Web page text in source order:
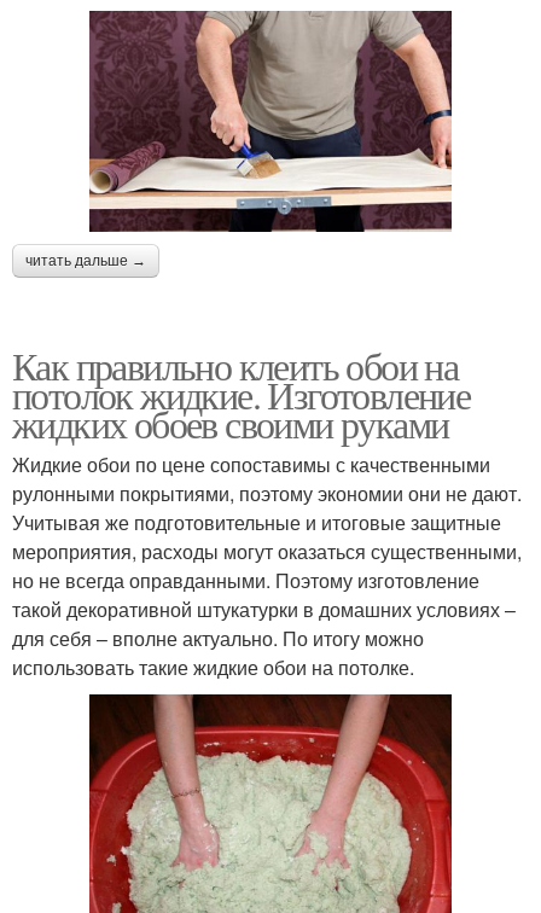
читать дальше →
Как правильно клеить обои на
потолок жидкие. Изготовление
жидких обоев своими руками
Жидкие обои по цене сопоставимы с качественными
рулонными покрытиями, поэтому экономии они не дают.
Учитывая же подготовительные и итоговые защитные
мероприятия, расходы могут оказаться существенными,
но не всегда оправданными. Поэтому изготовление
такой декоративной штукатурки в домашних условиях –
для себя – вполне актуально. По итогу можно
использовать такие жидкие обои на потолке.